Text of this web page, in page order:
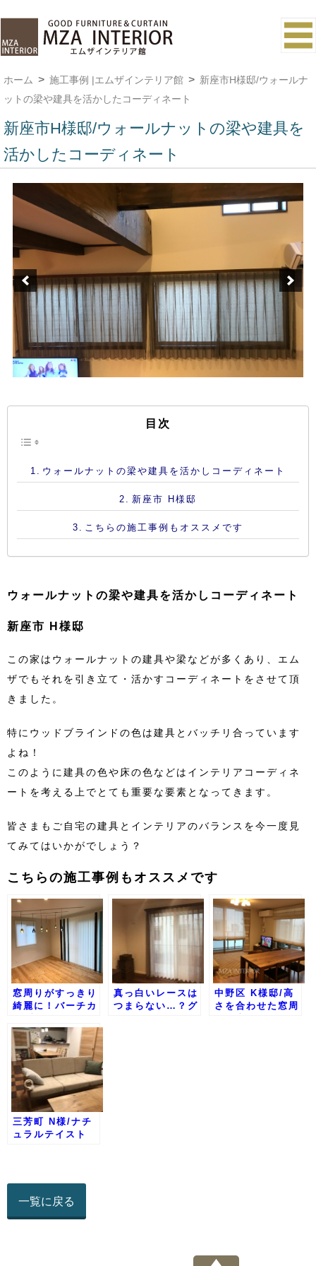
ホーム 施工事例 |エムザインテリア館
新座市H様邸/ウォールナ
ットの梁や建具を活かしたコーディネート
新座市H様邸/ウォールナットの梁や建具を
活かしたコーディネート
目次
ウォールナットの梁や建具を活かしコーディネート
新座市 H様邸
こちらの施工事例もオススメです
ウォールナットの梁や建具を活かしコーディネート
新座市 H様邸
この家はウォールナットの建具や梁などが多くあり、エム
ザでもそれを引き立て・活かすコーディネートをさせて頂
きました。
特にウッドブラインドの色は建具とバッチリ合っています
よね！
このように建具の色や床の色などはインテリアコーディネ
ートを考える上でとても重要な要素となってきます。
皆さまもご自宅の建具とインテリアのバランスを今一度見
てみてはいかがでしょう？
こちらの施工事例もオススメです
窓周りがすっきり
綺麗に！バーチカ
品事例
真っ白いレースは
つまらない…？グ
中野区 K様邸/高
さを合わせた窓周
三芳町 N様/ナチ
ュラルテイスト
一覧に戻る